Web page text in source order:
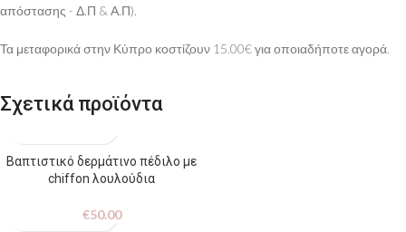
απόστασης - Δ.Π & Α.Π).
Τα μεταφορικά στην Κύπρο κοστίζουν 15.00€ για οποιαδήποτε αγορά.
Σχετικά προϊόντα
Βαπτιστικό δερμάτινο πέδιλο με
chiffon λουλούδια
€50.00